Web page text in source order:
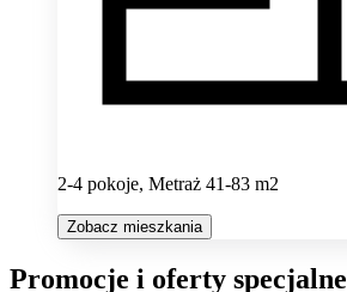
2-4 pokoje, Metraż 41-83 m2
Zobacz mieszkania
Promocje i oferty specjalne